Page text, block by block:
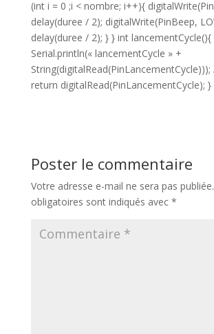
Poster le commentaire
Votre adresse e-mail ne sera pas publiée.
obligatoires sont indiqués avec *